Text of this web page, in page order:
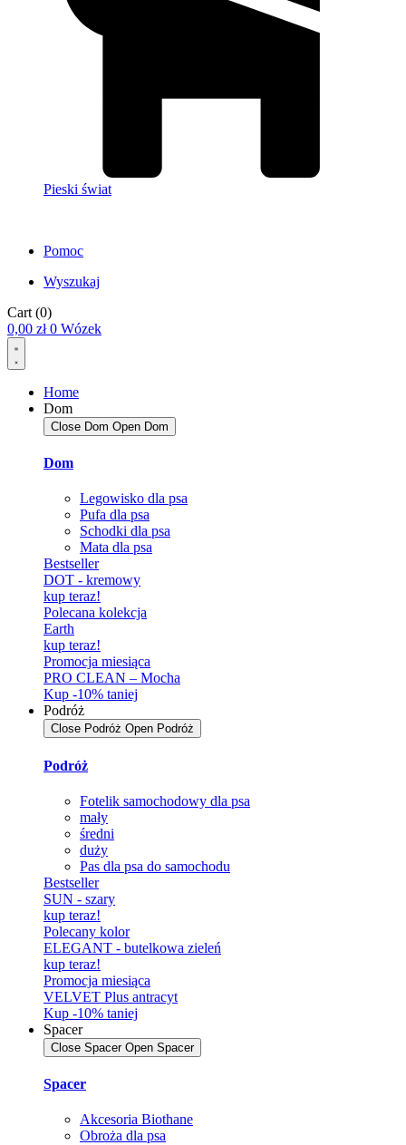
Pieski świat
Pomoc
Wyszukaj
Cart (0)
0,00 zł 0 Wózek
Home
Dom
Close Dom Open Dom
Dom
Legowisko dla psa
Pufa dla psa
Schodki dla psa
Mata dla psa
Bestseller
DOT - kremowy
kup teraz!
Polecana kolekcja
Earth
kup teraz!
Promocja miesiąca
PRO CLEAN – Mocha
Kup -10% taniej
Podróż
Close Podróż Open Podróż
Podróż
Fotelik samochodowy dla psa
mały
średni
duży
Pas dla psa do samochodu
Bestseller
SUN - szary
kup teraz!
Polecany kolor
ELEGANT - butelkowa zieleń
kup teraz!
Promocja miesiąca
VELVET Plus antracyt
Kup -10% taniej
Spacer
Close Spacer Open Spacer
Spacer
Akcesoria Biothane
Obroża dla psa